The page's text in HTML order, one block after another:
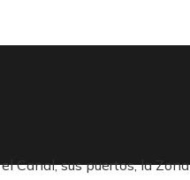
Canal, sus puertos, la Zona